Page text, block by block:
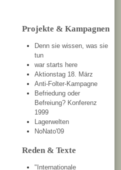
Projekte & Kampagnen
Denn sie wissen, was sie
tun
war starts here
Aktionstag 18. März
Anti-Folter-Kampagne
Befriedung oder
Befreiung? Konferenz
1999
Lagerwelten
NoNato'09
Reden & Texte
"Internationale